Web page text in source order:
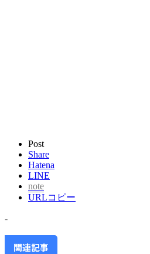
Post
Share
Hatena
LINE
note
URLコピー
-
関連記事